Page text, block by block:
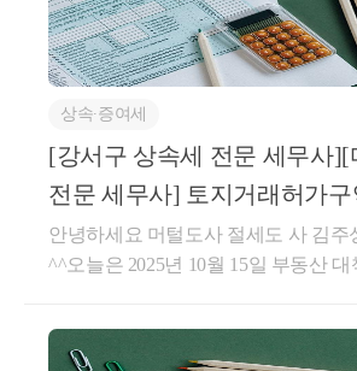
당하는 가액을 뺀 금액을 한도로 합니
만, ③은 상속세 과세가액이 5억 원을
만 적용합니다.① 선순위 상속인이
을 한 재산의 가액 [주 1]②선순위 상
그다음 순위의 상속인이 상속받은 재
산공제, 혼인 및 출산 증여재산공제,
따라 공제받은 금액이 있다면 그 증
공제받은 금액을 뺀 가액을 말합니다
경우 ·유증 받은 재산을 상속세 신고기한 이내에 반환
하는 경우에는 상속 공제 한도 적용
상속∙증여세
[강서구 상속세 전문 세무사][
전문 세무사] 토지거래허가구역
세무회계컨설팅)
안녕하세요 머털도사 절세도 사 김주
^^오늘은 2025년 10월 15일 부동산
역 지정된 지역과 대상 물건은?-이번
른 국토교통부 공고 -제2025-1219호